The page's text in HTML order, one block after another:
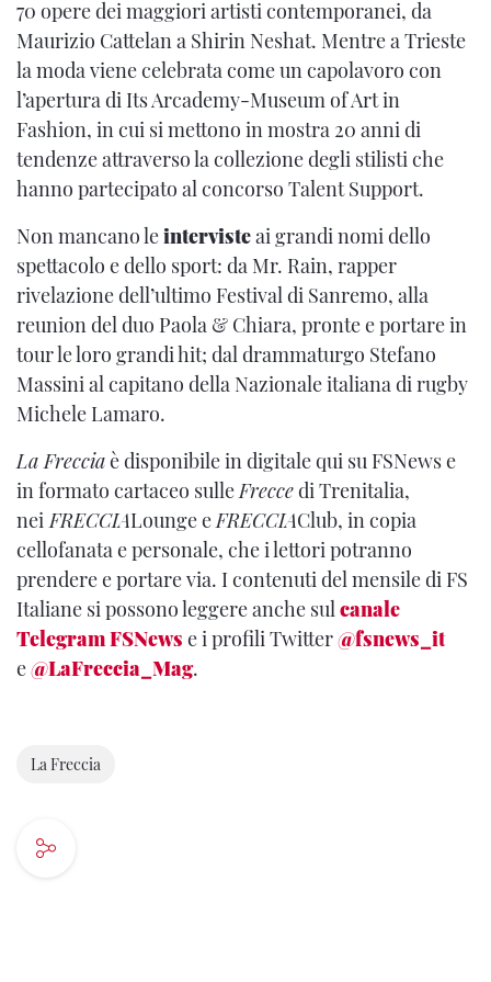
70 opere dei maggiori artisti contemporanei, da
Maurizio Cattelan a Shirin Neshat. Mentre a Trieste
la moda viene celebrata come un capolavoro con
l’apertura di Its Arcademy-Museum of Art in
Fashion, in cui si mettono in mostra 20 anni di
tendenze attraverso la collezione degli stilisti che
hanno partecipato al concorso Talent Support.
Non mancano leintervisteai grandi nomi dello
spettacolo e dello sport: da Mr. Rain, rapper
rivelazione dell’ultimo Festival di Sanremo, alla
reunion del duo Paola & Chiara, pronte e portare in
tour le loro grandi hit; dal drammaturgo Stefano
Massini al capitano della Nazionale italiana di rugby
Michele Lamaro.
La Frecciaè disponibile in digitale qui su FSNews e
in formato cartaceo sulleFreccedi Trenitalia,
neiFRECCIALounge eFRECCIAClub, in copia
cellofanata e personale, che i lettori potranno
prendere e portare via. I contenuti del mensile di FS
Italiane si possono leggere anche sulcanale
Telegram FSNews e i profili Twitter@fsnews_it
e@LaFreccia_Mag.
La Freccia